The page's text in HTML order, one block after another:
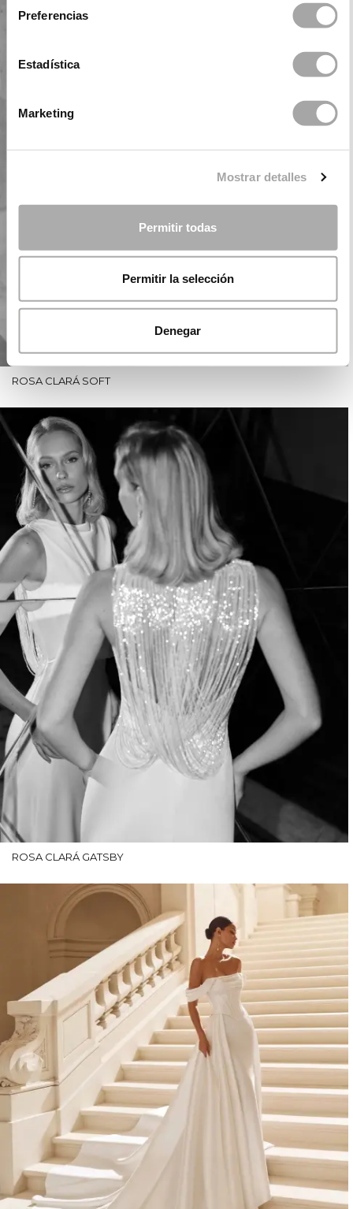
Preferencias
Estadística
Marketing
Mostrar detalles
Permitir todas
Permitir la selección
Denegar
ROSA CLARÁ SOFT
ROSA CLARÁ GATSBY